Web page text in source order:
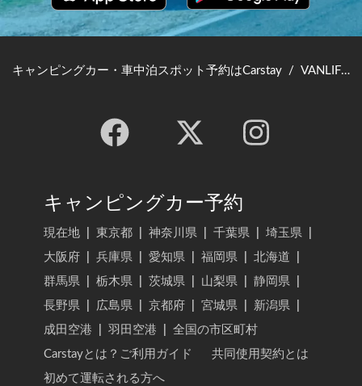
キャンピングカー・車中泊スポット予約はCarstay / VANLIFE JAPAN TOP
キャンピングカー予約
現在地 東京都 神奈川県 千葉県 埼玉県
大阪府
兵庫県 愛知県 福岡県 北海道
群馬県
栃木県 茨城県 山梨県 静岡県
長野県
広島県 京都府 宮城県 新潟県
成田空港
羽田空港
全国の市区町村
Carstayとは？ご利用ガイド
共同使用契約とは
初めて運転される方へ